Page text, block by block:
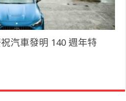
汽車發明 140 週年特